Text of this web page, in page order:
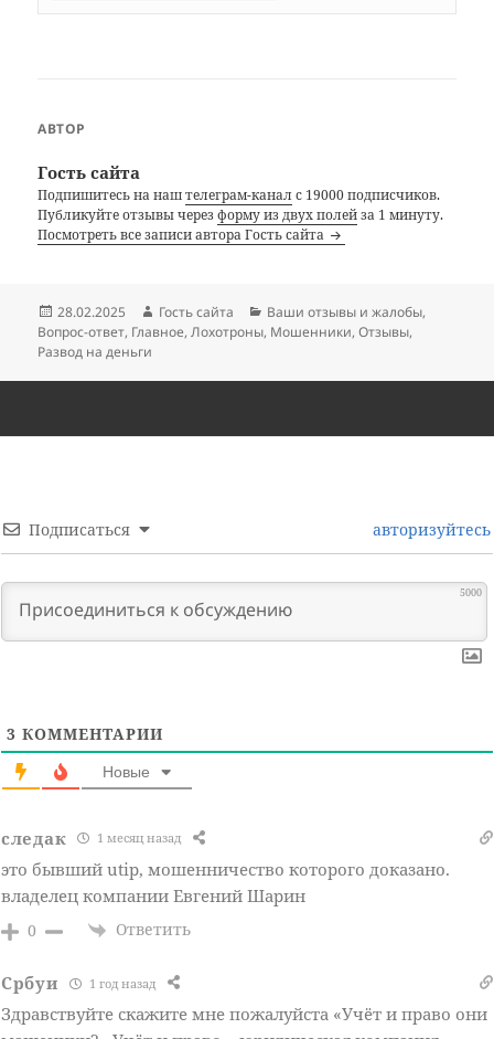
АВТОР
Гость сайта
Подпишитесь на наштелеграм-каналс 19000 подписчиков.
Публикуйте отзывы черезформу из двух полейза 1 минуту.
Посмотреть все записи автора Гость сайта
Опубликовано
28.02.2025 Автор
Гость сайта Рубрики
Ваши отзывы и жалобы,
Вопрос-ответ, Главное,Лохотроны, Мошенники,Отзывы,
Развод на деньги
Подписаться авторизуйтесь
5000
3 КОММЕНТАРИИ
Новые
следак 1 месяц назад
это бывший utip, мошенничество которого доказано.
владелец компании Евгений Шарин
0 Ответить
Србуи 1 год назад
Здравствуйте скажите мне пожалуйста «Учёт и право они